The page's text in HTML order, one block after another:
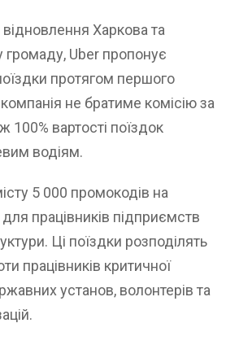
Харкова та
громаду, Uber пропонує
протягом першого
не братиме комісію за
100% вартості поїздок
водіям.
5 000 промокодів на
працівників підприємств
Ці поїздки розподілять
працівників критичної
установ, волонтерів та